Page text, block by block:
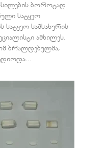
ბოროტად
სატყეო
სატყეო სამსახურის
ამხილეს.
ბრალდებულმა,